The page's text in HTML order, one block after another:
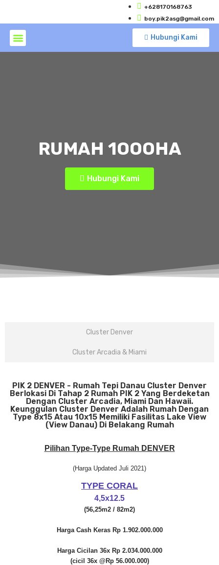
+628170168763
boy.pik2asg@gmail.com
Hubungi Kami
RUMAH 1OOOHA
Hubungi Kami
Cluster Denver
Cluster Arcadia & Miami
PIK 2 DENVER - Rumah Tepi Danau Cluster Denver
Berlokasi Di Tahap 2 Rumah PIK 2 Yang Berdeketan
Dengan Cluster Arcadia, Miami Dan Hawaii.
Keunggulan Cluster Denver Adalah Rumah Dengan
Type 8x15 Atau 10x15 Memiliki Fasilitas Lake View
(View Danau) Di Belakang Rumah
Pilihan Type-Type Rumah DENVER
(Harga Updated Juli 2021)
TYPE CORAL
4,5x12.5
(56,25m2 / 82m2)
Harga Cash Keras Rp 1.902.000.000
Harga Cicilan 36x Rp 2.034.000.000
(cicil 36x @Rp 56.000.000)